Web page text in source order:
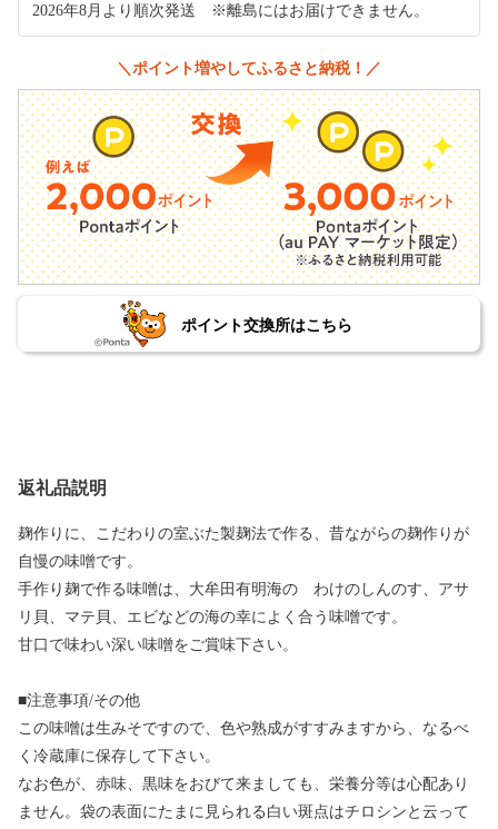
2026年8月より順次発送 ※離島にはお届けできません。
＼ポイント増やしてふるさと納税！／
ポイント交換所はこちら
返礼品説明
麹作りに、こだわりの室ぶた製麹法で作る、昔ながらの麹作りが
自慢の味噌です。
手作り麹で作る味噌は、大牟田有明海の わけのしんのす、アサ
リ貝、マテ貝、エビなどの海の幸によく合う味噌です。
甘口で味わい深い味噌をご賞味下さい。
■注意事項/その他
この味噌は生みそですので、色や熟成がすすみますから、なるべ
く冷蔵庫に保存して下さい。
なお色が、赤味、黒味をおびて来ましても、栄養分等は心配あり
ません。袋の表面にたまに見られる白い斑点はチロシンと云って